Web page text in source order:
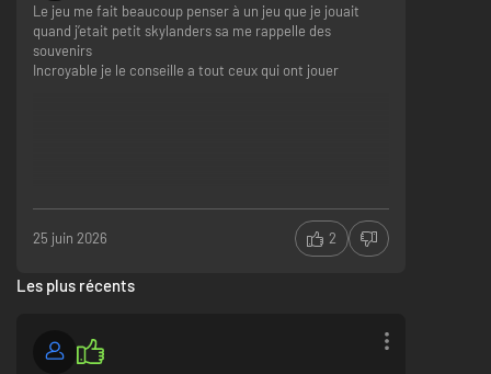
Nettoie des planètes colorées et envahies d’ennemis aux comportements
variés. Complète tes missions et survis dans des arènes impitoyables
dans le but de récolter ressources, œufs rares et mutagènes
Le jeu me fait beaucoup penser à un jeu que je jouait
quand j’etait petit skylanders sa me rappelle des
souvenirs
Incroyable je le conseille a tout ceux qui ont jouer
25 juin 2026 2
Les plus récents